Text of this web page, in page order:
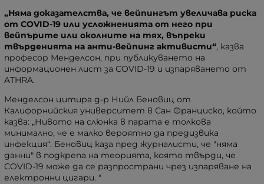
„Няма доказателства, че вейпингът увеличава риска
от COVID-19 или усложненията от него при
вейпърите или околните на тях, въпреки
твърденията на анти-вейпинг активисти“, казва
професор Менделсон, при публикуването на
информационен лист за COVID-19 и изпаряването от
ATHRA.
Менделсон цитира д-р Нийл Беновиц от
Калифорнийския университет в Сан Франциско, който
казва: „Нивото на слюнка в парата е толкова
минимално, че е малко вероятно да предизвика
инфекция“. Беновиц каза пред журналисти, че "няма
данни" в подкрепа на теорията, която твърди, че
COVID-19 може да се разпространи чрез изпаряване на
електронни цигари. "